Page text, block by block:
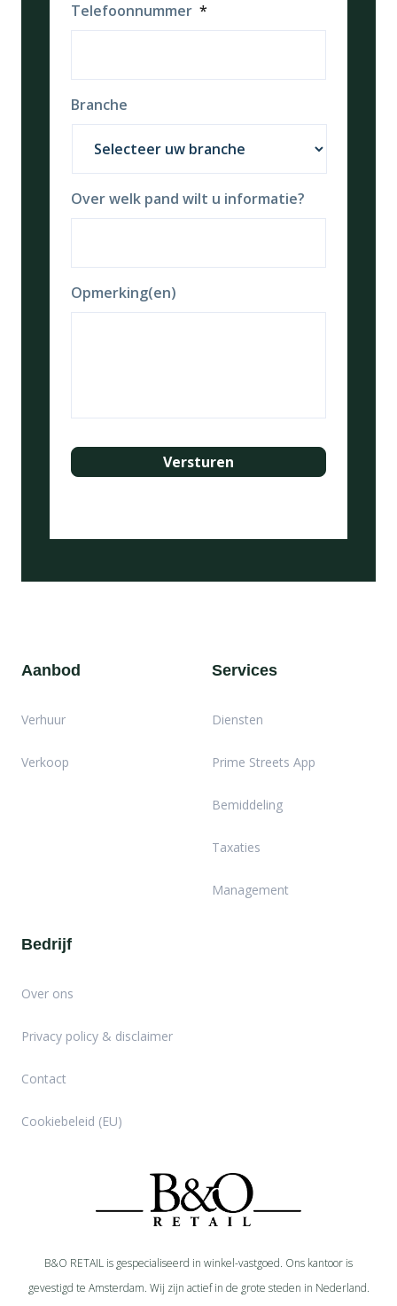
Telefoonnummer *
Branche
Over welk pand wilt u informatie?
Opmerking(en)
B&O RETAIL is gespecialiseerd in winkel-vastgoed. Ons kantoor is
gevestigd te Amsterdam. Wij zijn actief in de grote steden in Nederland.
Aanbod
Verhuur
Verkoop
Services
Diensten
Prime Streets App
Bemiddeling
Taxaties
Management
Bedrijf
Over ons
Privacy policy & disclaimer
Contact
Cookiebeleid (EU)